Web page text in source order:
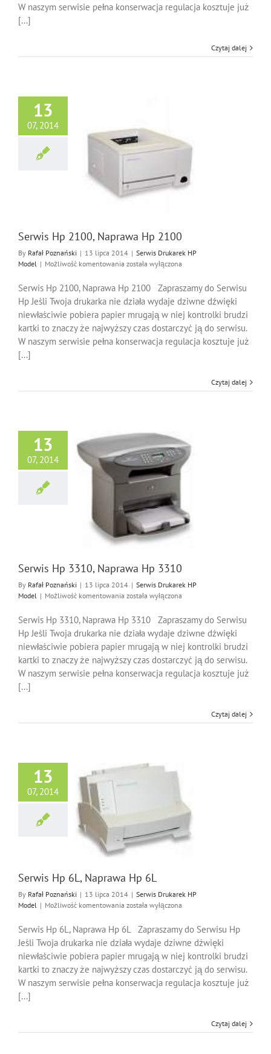
W naszym serwisie pełna konserwacja regulacja kosztuje już
[...]
Czytaj dalej
13
07, 2014
2100, Naprawa
Serwis Hp 2100, Naprawa Hp 2100
By Rafał Poznański | 13 lipca 2014 | Serwis Drukarek HP
Model | Możliwość komentowania Serwis
2100,
Hp
2100
została wyłączona
Serwis Hp 2100, Naprawa Hp 2100 Zapraszamy do Serwisu
Hp Jeśli Twoja drukarka nie działa wydaje dziwne dźwięki
niewłaściwie pobiera papier mrugają w niej kontrolki brudzi
kartki to znaczy że najwyższy czas dostarczyć ją do serwisu.
W naszym serwisie pełna konserwacja regulacja kosztuje już
[...]
Czytaj dalej
13
07, 2014
3310, Naprawa
Serwis Hp 3310, Naprawa Hp 3310
By Rafał Poznański | 13 lipca 2014 | Serwis Drukarek HP
Model | Możliwość komentowania Serwis
3310,
Naprawa
Hp
3310
została wyłączona
Serwis Hp 3310, Naprawa Hp 3310 Zapraszamy do Serwisu
Hp Jeśli Twoja drukarka nie działa wydaje dziwne dźwięki
niewłaściwie pobiera papier mrugają w niej kontrolki brudzi
kartki to znaczy że najwyższy czas dostarczyć ją do serwisu.
W naszym serwisie pełna konserwacja regulacja kosztuje już
[...]
Czytaj dalej
13
07, 2014
6L, Naprawa Hp
Serwis Hp 6L, Naprawa Hp 6L
By Rafał Poznański | 13 lipca 2014 | Serwis Drukarek HP
Model | Możliwość komentowania Serwis
6L,
Naprawa
Hp
6L
została wyłączona
Serwis Hp 6L, Naprawa Hp 6L Zapraszamy do Serwisu Hp
Jeśli Twoja drukarka nie działa wydaje dziwne dźwięki
niewłaściwie pobiera papier mrugają w niej kontrolki brudzi
kartki to znaczy że najwyższy czas dostarczyć ją do serwisu.
W naszym serwisie pełna konserwacja regulacja kosztuje już
[...]
Czytaj dalej